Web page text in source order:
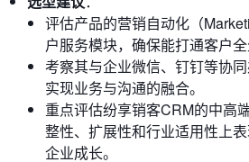
评估产品的营销自动化（
户服务模块，确保能打通客户全
考察其与企业微信、钉钉等协同
实现业务与沟通的融合。
重点评估纷享销客CRM的中高
整性、扩展性和行业适用性上
企业成长。